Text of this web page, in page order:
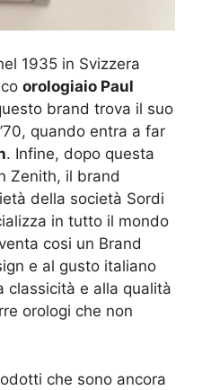
1935 in Svizzera
orologiaio Paul
brand trova il suo
quando entra a far
. Infine, dopo questa
Zenith, il brand
della società Sordi
in tutto il mondo
cosi un Brand
e al gusto italiano
classicità e alla qualità
orologi che non
che sono ancora